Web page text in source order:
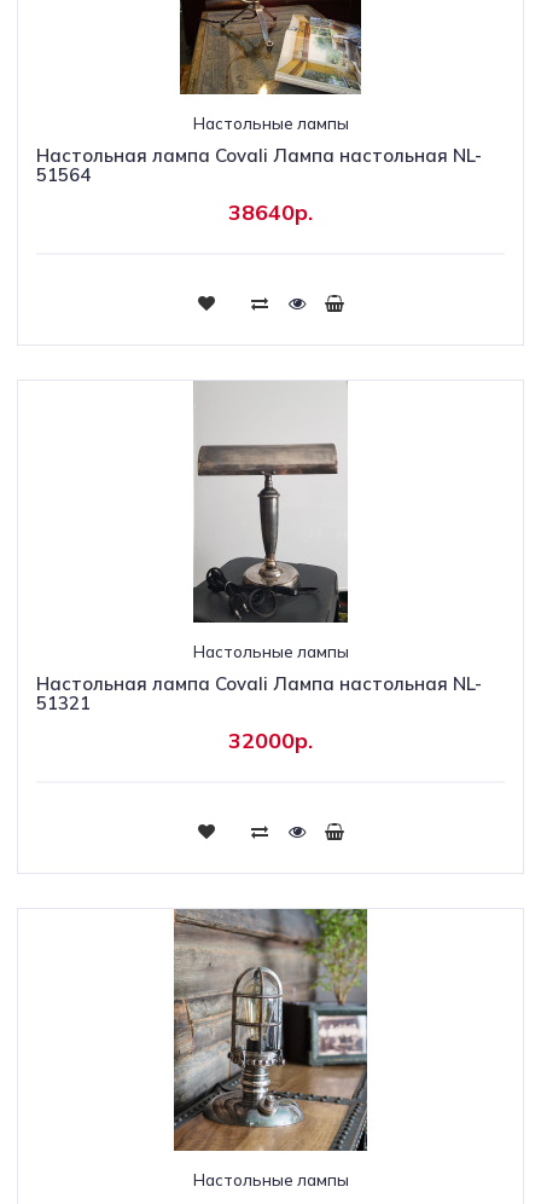
Настольные лампы
Настольная лампа Covali Лампа настольная NL-
51564
38640р.
Настольные лампы
Настольная лампа Covali Лампа настольная NL-
51321
32000р.
Настольные лампы